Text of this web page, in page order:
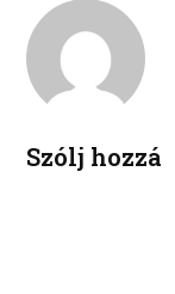
k
e
Szólj hozzá